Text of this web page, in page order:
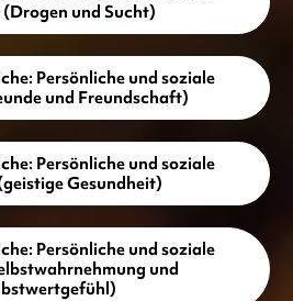
(Drogen und Sucht)
Persönliche und soziale
und Freundschaft)
Persönliche und soziale
Gesundheit)
Persönliche und soziale
und